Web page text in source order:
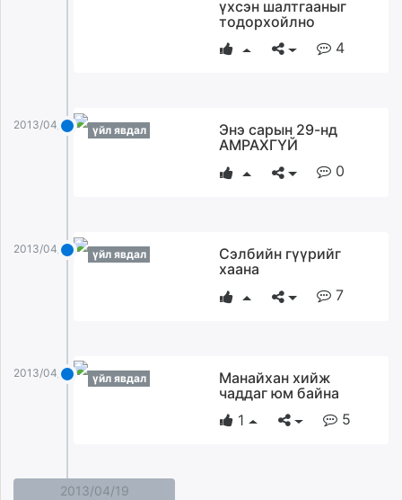
үхсэн шалтгааныг
тодорхойлно
4
2013/04/22 үйл явдал
Энэ сарын 29-нд
АМРАХГҮЙ
0
2013/04/22 үйл явдал
Сэлбийн гүүрийг
хаана
7
2013/04/22 үйл явдал
Манайхан хийж
чаддаг юм байна
1
5
2013/04/19